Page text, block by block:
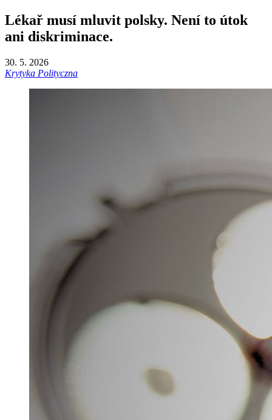
Lékař musí mluvit polsky. Není to útok
ani diskriminace.
30. 5. 2026
Krytyka Polityczna